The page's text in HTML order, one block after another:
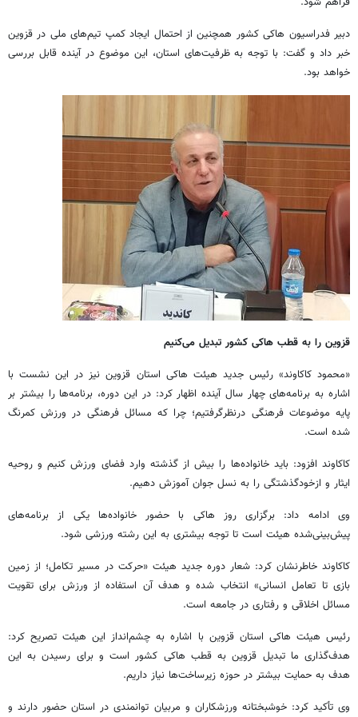
دبیر فدراسیون هاکی کشور همچنین از احتمال ایجاد کمپ تیم‌های ملی در قزوین
خبر داد و گفت: با توجه به ظرفیت‌های استان، این موضوع در آینده قابل بررسی
خواهد بود.
قزوین را به قطب هاکی کشور تبدیل می‌کنیم
«محمود کاکاوند» رئیس جدید هیئت هاکی استان قزوین نیز در این نشست با
اشاره به برنامه‌های چهار سال آینده اظهار کرد: در این دوره، برنامه‌ها را بیشتر بر
پایه موضوعات فرهنگی درنظرگرفتیم؛ چرا که مسائل فرهنگی در ورزش کمرنگ
شده است.
کاکاوند افزود: باید خانواده‌ها را بیش از گذشته وارد فضای ورزش کنیم و روحیه
ایثار و ازخودگذشتگی را به نسل جوان آموزش دهیم.
وی ادامه داد: برگزاری روز هاکی با حضور خانواده‌ها یکی از برنامه‌های
پیش‌بینی‌شده هیئت است تا توجه بیشتری به این رشته ورزشی شود.
کاکاوند خاطرنشان کرد: شعار دوره جدید هیئت «حرکت در مسیر تکامل؛ از زمین
بازی تا تعامل انسانی» انتخاب شده و هدف آن استفاده از ورزش برای تقویت
مسائل اخلاقی و رفتاری در جامعه است.
رئیس هیئت هاکی استان قزوین با اشاره به چشم‌انداز این هیئت تصریح کرد:
هدف‌گذاری ما تبدیل قزوین به قطب هاکی کشور است و برای رسیدن به این
هدف به حمایت بیشتر در حوزه زیرساخت‌ها نیاز داریم.
وی تأکید کرد: خوشبختانه ورزشکاران و مربیان توانمندی در استان حضور دارند و